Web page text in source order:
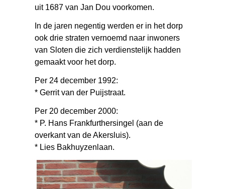
uit 1687 van Jan Dou voorkomen.
In de jaren negentig werden er in het dorp
ook drie straten vernoemd naar inwoners
van Sloten die zich verdienstelijk hadden
gemaakt voor het dorp.
Per 24 december 1992:
* Gerrit van der Puijstraat.
Per 20 december 2000:
* P. Hans Frankfurthersingel (aan de
overkant van de Akersluis).
* Lies Bakhuyzenlaan.